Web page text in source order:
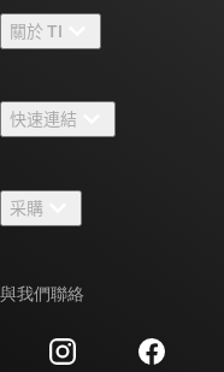
關於 TI
人才招募
新聞室
活動
投資人關系
快速連結
TI E2E™ 設計支援論壇
交互參考搜索
客戶支援中心
采購
與我們聯絡